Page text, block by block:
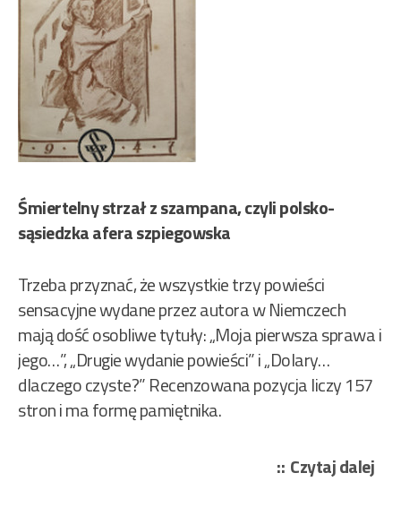
Śmiertelny strzał z szampana, czyli polsko-
sąsiedzka afera szpiegowska
Trzeba przyznać, że wszystkie trzy powieści
sensacyjne wydane przez autora w Niemczech
mają dość osobliwe tytuły: „Moja pierwsza sprawa i
jego…”, „Drugie wydanie powieści” i „Dolary…
dlaczego czyste?” Recenzowana pozycja liczy 157
stron i ma formę pamiętnika.
Czytaj dalej